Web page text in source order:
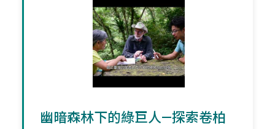
幽暗森林下的綠巨人—探索卷柏